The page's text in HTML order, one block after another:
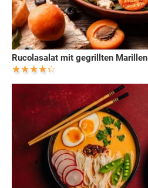
Rucolasalat mit gegrillten Marillen